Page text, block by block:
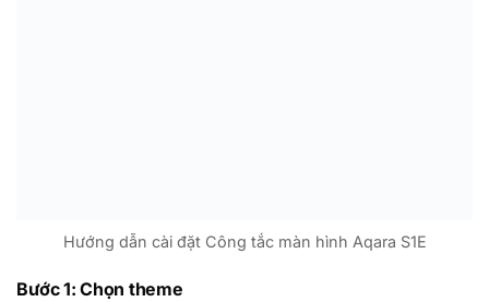
Hướng dẫn cài đặt Công tắc màn hình Aqara S1E
Bước 1: Chọn theme